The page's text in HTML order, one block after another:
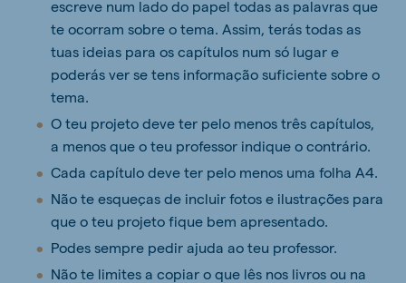
escreve num lado do papel todas as palavras que
te ocorram sobre o tema. Assim, terás todas as
tuas ideias para os capítulos num só lugar e
poderás ver se tens informação suficiente sobre o
tema.
O teu projeto deve ter pelo menos três capítulos,
a menos que o teu professor indique o contrário.
Cada capítulo deve ter pelo menos uma folha A4.
Não te esqueças de incluir fotos e ilustrações para
que o teu projeto fique bem apresentado.
Podes sempre pedir ajuda ao teu professor.
Não te limites a copiar o que lês nos livros ou na